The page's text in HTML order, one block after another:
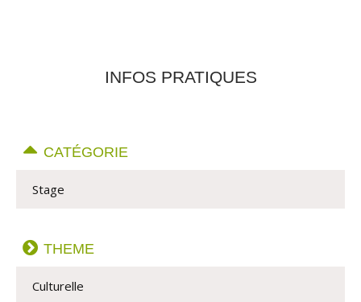
INFOS PRATIQUES
CATÉGORIE
Stage
THEME
Culturelle